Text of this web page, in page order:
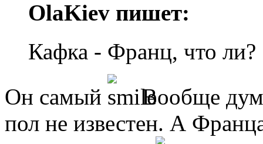
OlaKiev пишет:
Кафка - Франц, что ли?
Он самый
Вообще
пол не известен. А